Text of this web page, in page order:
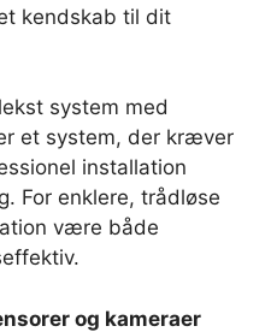
kendskab til dit
system med
et system, der kræver
installation
For enklere, trådløse
være både
og kameraer